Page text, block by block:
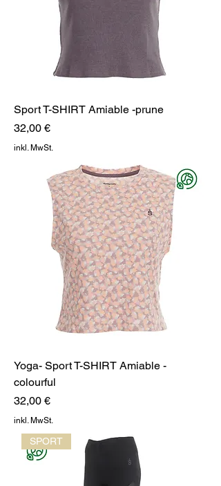
Sport T-SHIRT Amiable -prune
Preis
32,00 €
inkl. MwSt.
Yoga- Sport T-SHIRT Amiable -
colourful
Preis
32,00 €
inkl. MwSt.
SPORT